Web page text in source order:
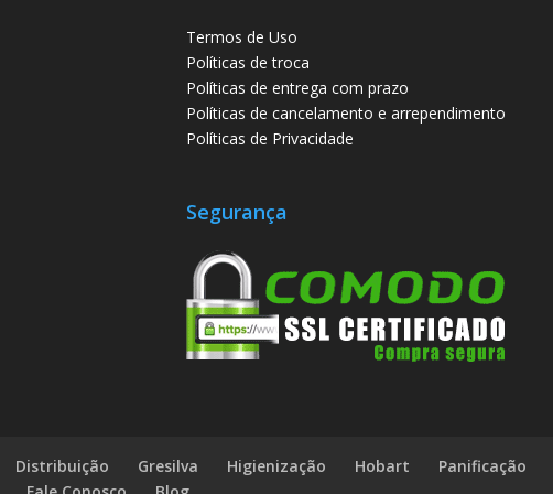
Termos de Uso
Políticas de troca
Políticas de entrega com prazo
Políticas de cancelamento e arrependimento
Políticas de Privacidade
Segurança
Distribuição Gresilva Higienização Hobart Panificação